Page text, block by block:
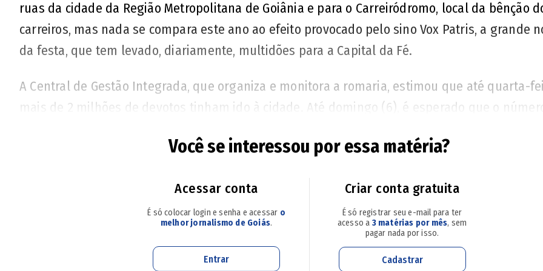
ruas da cidade da Região Metropolitana de Goiânia e para o Carreiródromo, local da bênção
carreiros, mas nada se compara este ano ao efeito provocado pelo sino Vox Patris, a grande
da festa, que tem levado, diariamente, multidões para a Capital da Fé.
A Central de Gestão Integrada, que organiza e monitora a romaria, estimou que até quarta-
mais de 2 milhões de devotos tinham ido à cidade. Até domingo (6), é esperado que o
romaria foi de 25% em comparação a 2024. Este ano a festa ganhou um dia a mais, a quinta-
primeiro toque do Vox Patris em Goiás.
"A festa está além de nossas expectativas", diz o reitor do Santuário Basílica do Divino Pai
padre Marco Aurélio Martins. Desde sexta-feira (27), mais de 50 mil pessoas visitaram o Vox
Você se interessou por essa matéria?
Acessar conta
É só colocar login e senha e acessar o
melhor jornalismo de Goiás.
Entrar
Criar conta gratuita
É só registrar seu e-mail para ter
acesso a 3 matérias por mês, sem
pagar nada por isso.
Cadastrar